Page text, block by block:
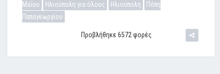
Μαΐου
Ηλιούπολη για όλους Ηλιούπολη
Πόπη
Παπαγεωργίου
Προβλήθηκε 6572 φορές